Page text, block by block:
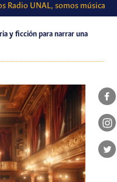
Radio UNAL, somos música
y ficción para narrar una